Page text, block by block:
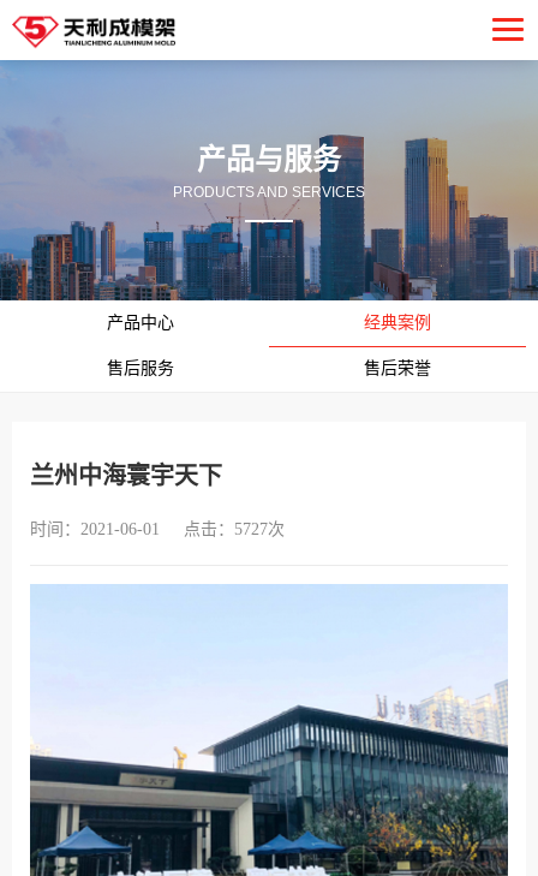
产品与服务
PRODUCTS AND SERVICES
产品中心 经典案例
售后服务 售后荣誉
兰州中海寰宇天下
时间：2021-06-01 点击：5727次